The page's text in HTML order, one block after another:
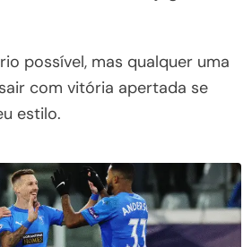
possível, mas qualquer uma
com vitória apertada se
estilo.